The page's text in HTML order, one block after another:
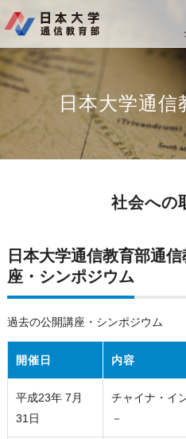
日本大学通
社会への
日本大学通信教育部通
座・シンポジウム
過去の公開講座・シンポジウム
開催日 内容
平成23年 7月
31日
チャイナ・イ
－